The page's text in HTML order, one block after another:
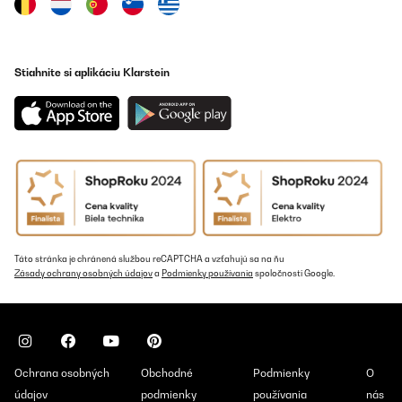
Často kladené otázky
Čo sú kávovary na prekvapkávanú kávu a ako fungujú?
V čom spočíva výnimočnosť týchto zariadení?
Ako vybrať kávovar na prekvapkávanú kávu?
Stiahnite si aplikáciu Klarstein
Táto stránka je chránená službou reCAPTCHA a vzťahujú sa na ňu
Zásady ochrany osobných údajova Podmienky používania spoločnosti Google.
Ochrana osobných
údajov
Obchodné
podmienky
Podmienky
používania
O
nás